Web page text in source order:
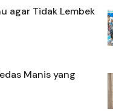
agar Tidak Lembek
Manis yang